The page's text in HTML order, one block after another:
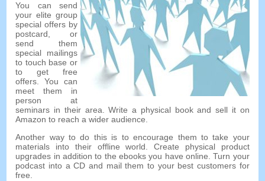
You can send
your elite group
special offers by
postcard, or
send them
special mailings
to touch base or
to get free
offers. You can
meet them in
person at
seminars in their area.Write a physical book and sell it on
Amazon to reach a wider audience.
Another way to do this is to encourage them to take your
materials into their offline world.Create physical product
upgrades in addition to the ebooks you have online.Turn your
podcast into a CD and mail them to your best customers for
free.